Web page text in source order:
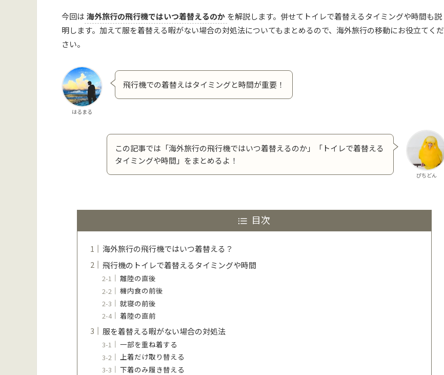
今回は 海外旅行の飛行機ではいつ着替えるのか を解説します。併せてトイレで着替えるタイミングや時間も説
明します。加えて服を着替える暇がない場合の対処法についてもまとめるので、海外旅行の移動にお役立てくだ
さい。
はるまる
飛行機での着替えはタイミングと時間が重要！
ぴちどん
この記事では「海外旅行の飛行機ではいつ着替えるのか」「トイレで着替える
タイミングや時間」をまとめるよ！
目次
海外旅行の飛行機ではいつ着替える？
飛行機のトイレで着替えるタイミングや時間
離陸の直後
機内食の前後
就寝の前後
着陸の直前
服を着替える暇がない場合の対処法
一部を重ね着する
上着だけ取り替える
下着のみ履き替える